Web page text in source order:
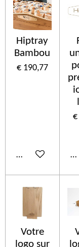
Hiptray
Bambou
€ 190,77
In winkelwagen
€
In
Votre
logo sur